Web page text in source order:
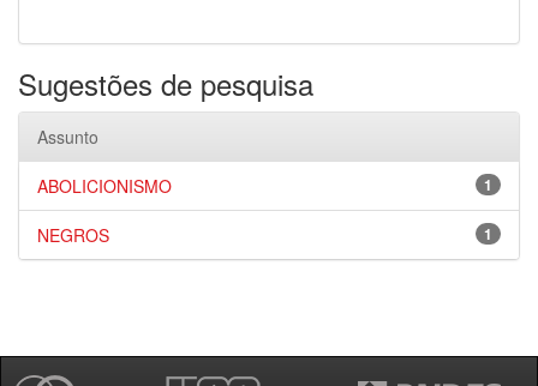
Sugestões de pesquisa
Assunto
1
ABOLICIONISMO
1
NEGROS